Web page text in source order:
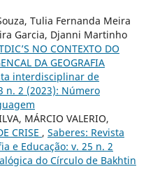
Tulia Fernanda Meira
Garcia, Djanni Martinho
NO CONTEXTO DO
DA GEOGRAFIA
interdisciplinar de
n. 2 (2023): Número
MÁRCIO VALERIO,
CRISE , Saberes: Revista
e Educação: v. 25 n. 2
do Círculo de Bakhtin